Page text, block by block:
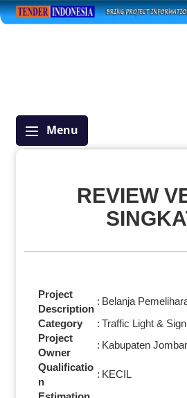
Menu
REVIEW
Project
Description
: Belanja
Category
: Traffic Light & Sign
Project
Owner
: Kabupaten
Qualificatio
n
: KECIL